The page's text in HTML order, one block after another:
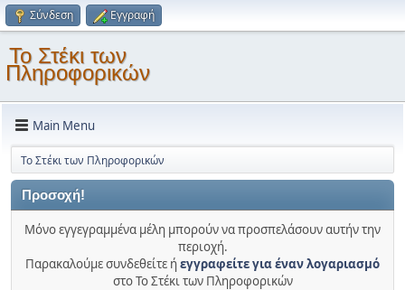
Σύνδεση Εγγραφή
Το Στέκι των
Πληροφορικών
Main Menu
Το Στέκι των Πληροφορικών
Προσοχή!
Μόνο εγγεγραμμένα μέλη μπορούν να προσπελάσουν αυτήν την
περιοχή.
Παρακαλούμε συνδεθείτε ήεγγραφείτε για έναν λογαριασμό
στο Το Στέκι των Πληροφορικών